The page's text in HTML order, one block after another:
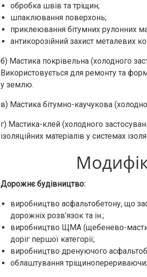
обробка швів та тріщин;
шпаклювання поверхонь;
приклеювання бітумних рулонних
антикорозійний захист металевих
б) Мастика покрівельна (холодного
Використовується для ремонту та
у землю.
в) Мастика бітумно-каучукова
г) Мастика-клей (холодного
ізоляційних матеріалів у системах
Дорожнє будівництво:
виробництво асфальтобетону, що
дорожніх розв’язок та ін.;
виробництво ЩМА (щебенево-
доріг першої категорії;
виробництво дренуючого
облаштування